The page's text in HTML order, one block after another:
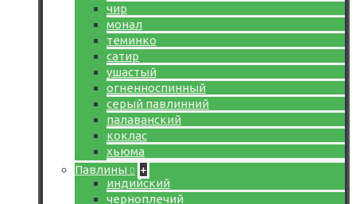
чир
монал
теминко
сатир
ушастый
огненноспинный
серый павлинний
палаванский
коклас
хьюма
Павлины
+
индийский
черноплечий